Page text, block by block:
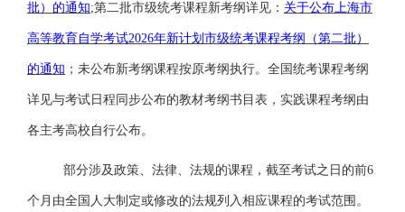
批）的通知;第二批市级统考课程新考纲详见 ： 关于公布上海市
高等教育自学考试2026年新计划市级统考课程考纲（第二批）
的通知 ； 未公布新考纲课程按原考纲执行。全国统考课程考纲
详见与考试日程同步公布的教材考纲书目表，实践课程考纲由
各主考高校自行公布。
部分涉及政策、法律、法规的课程，截至考试之日的前6
个月由全国人大制定或修改的法规列入相应课程的考试范围。